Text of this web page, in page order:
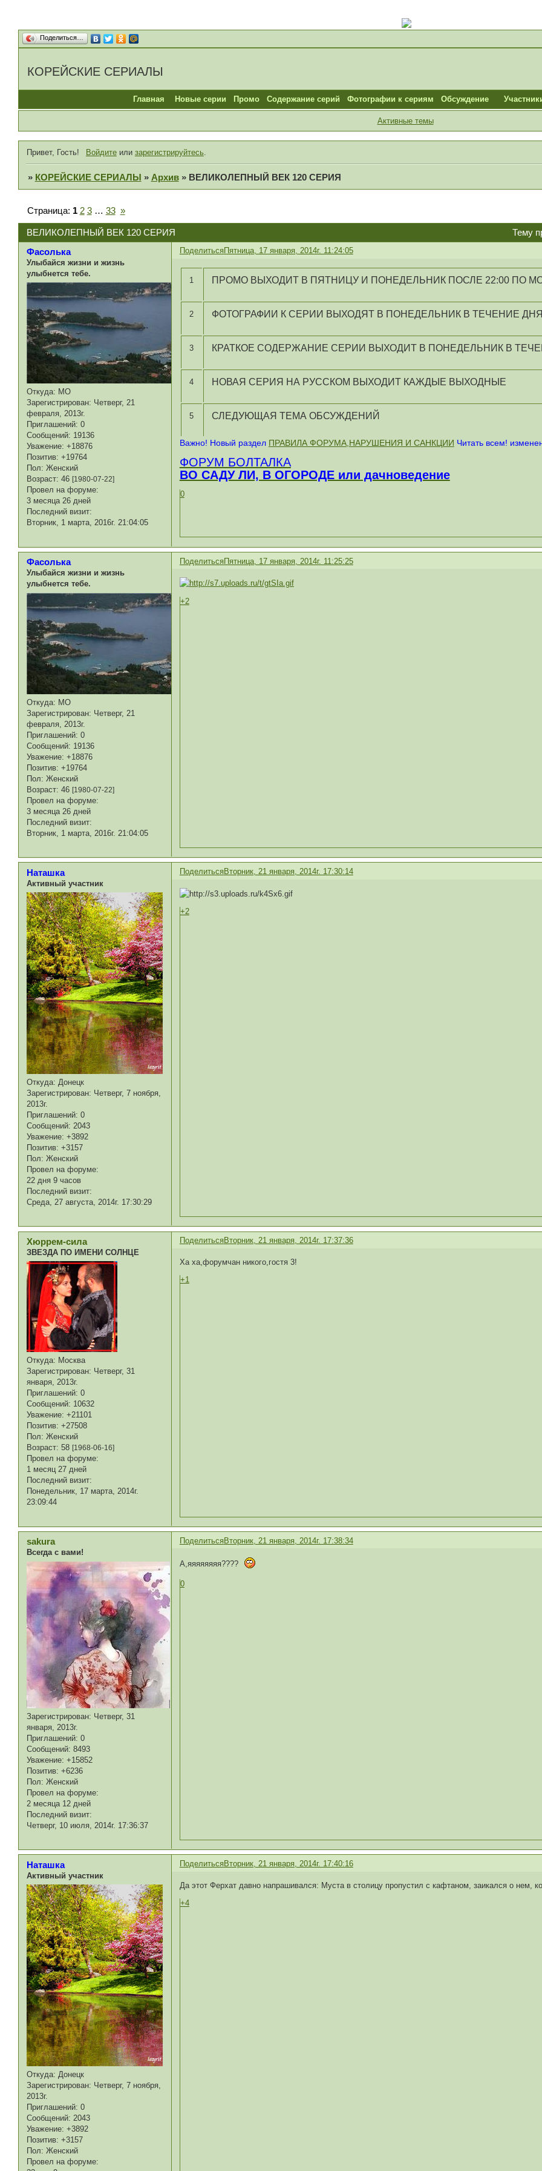
Поделиться…
КОРЕЙСКИЕ СЕРИАЛЫ
Главная Новые серии Промо Содержание серий Фотографии к сериям Обсуждение
Активные темы
Привет, Гость! Войдитеили зарегистрируйтесь.
» КОРЕЙСКИЕ СЕРИАЛЫ » Архив » ВЕЛИКОЛЕПНЫЙ ВЕК 120 СЕРИЯ
ВЕЛИКОЛЕПНЫЙ ВЕК 120 СЕРИЯ Тему
Страница: 1 2 3 … 33 »
ПоделитьсяПятница, 17 января, 2014г. 11:24:05
Фасолька
Улыбайся жизни и жизнь
улыбнется тебе.
Откуда: МО
Зарегистрирован: Четверг, 21
февраля, 2013г.
Приглашений: 0
Сообщений: 19136
Уважение: +18876
Позитив: +19764
Пол: Женский
Возраст: 46[1980-07-22]
Провел на форуме:
3 месяца 26 дней
Последний визит:
Вторник, 1 марта, 2016г. 21:04:05
1 ПРОМО ВЫХОДИТ В ПЯТНИЦУ И ПОНЕДЕЛЬНИК ПОСЛЕ 22:00 ПО
2 ФОТОГРАФИИ К СЕРИИ ВЫХОДЯТ В ПОНЕДЕЛЬНИК В ТЕЧЕНИЕ
3 КРАТКОЕ СОДЕРЖАНИЕ СЕРИИ ВЫХОДИТ В ПОНЕДЕЛЬНИК В
4 НОВАЯ СЕРИЯ НА РУССКОМ ВЫХОДИТ КАЖДЫЕ ВЫХОДНЫЕ
5 СЛЕДУЮЩАЯ ТЕМА ОБСУЖДЕНИЙ
Важно! Новый раздел ПРАВИЛА ФОРУМА,НАРУШЕНИЯ И САНКЦИИ Читать всем!
ФОРУМ БОЛТАЛКА
ВО САДУ ЛИ, В ОГОРОДЕ или дачноведение
0
ПоделитьсяПятница, 17 января, 2014г. 11:25:25
Фасолька
Улыбайся жизни и жизнь
улыбнется тебе.
Откуда: МО
Зарегистрирован: Четверг, 21
февраля, 2013г.
Приглашений: 0
Сообщений: 19136
Уважение: +18876
Позитив: +19764
Пол: Женский
Возраст: 46[1980-07-22]
Провел на форуме:
3 месяца 26 дней
Последний визит:
Вторник, 1 марта, 2016г. 21:04:05
+2
ПоделитьсяВторник, 21 января, 2014г. 17:30:14
Наташка
Активный участник
Откуда: Донецк
Зарегистрирован: Четверг, 7 ноября,
2013г.
Приглашений: 0
Сообщений: 2043
Уважение: +3892
Позитив: +3157
Пол: Женский
Провел на форуме:
22 дня 9 часов
Последний визит:
Среда, 27 августа, 2014г. 17:30:29
+2
ПоделитьсяВторник, 21 января, 2014г. 17:37:36
Хюррем-сила
ЗВЕЗДА ПО ИМЕНИ СОЛНЦЕ
Откуда: Москва
Зарегистрирован: Четверг, 31
января, 2013г.
Приглашений: 0
Сообщений: 10632
Уважение: +21101
Позитив: +27508
Пол: Женский
Возраст: 58[1968-06-16]
Провел на форуме:
1 месяц 27 дней
Последний визит:
Понедельник, 17 марта, 2014г.
23:09:44
Ха ха,форумчан никого,гостя 3!
+1
ПоделитьсяВторник, 21 января, 2014г. 17:38:34
sakura
Всегда с вами!
Зарегистрирован: Четверг, 31
января, 2013г.
Приглашений: 0
Сообщений: 8493
Уважение: +15852
Позитив: +6236
Пол: Женский
Провел на форуме:
2 месяца 12 дней
Последний визит:
Четверг, 10 июля, 2014г. 17:36:37
А,яяяяяяяя????
0
ПоделитьсяВторник, 21 января, 2014г. 17:40:16
Наташка
Активный участник
Откуда: Донецк
Зарегистрирован: Четверг, 7 ноября,
2013г.
Приглашений: 0
Сообщений: 2043
Уважение: +3892
Позитив: +3157
Пол: Женский
Провел на форуме:
Да этот Ферхат давно напрашивался: Муста в столицу пропустил с кафтаном, заикался о нем,
+4